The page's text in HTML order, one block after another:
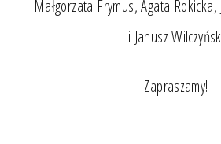
Małgorzata Frymus, Agata
i Janusz
Zapraszamy!